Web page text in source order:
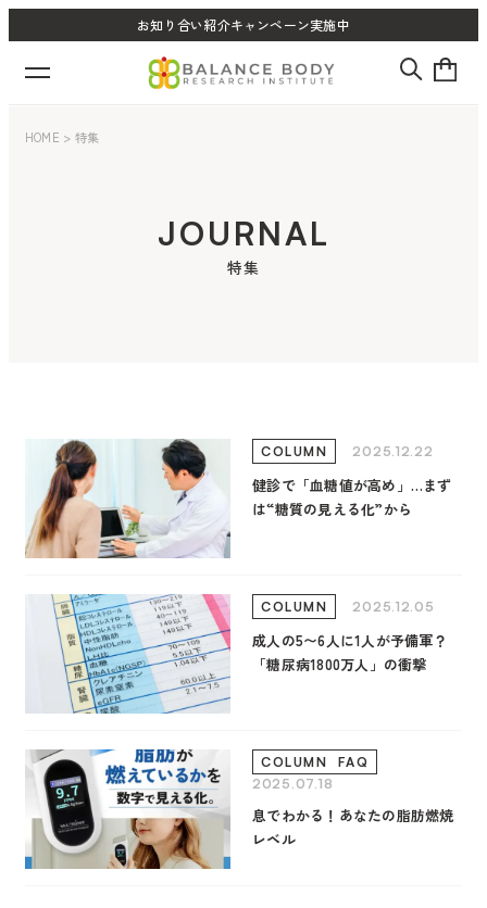
お知り合い紹介キャンペーン実施中
HOME > 特集
JOURNAL
特集
2025.12.22
COLUMN
健診で「血糖値が高め」…まず
は“糖質の見える化”から
2025.12.05
COLUMN
成人の5〜6人に1人が予備軍？
「糖尿病1800万人」の衝撃
2025.07.18
COLUMN FAQ
息でわかる！あなたの脂肪燃焼
レベル